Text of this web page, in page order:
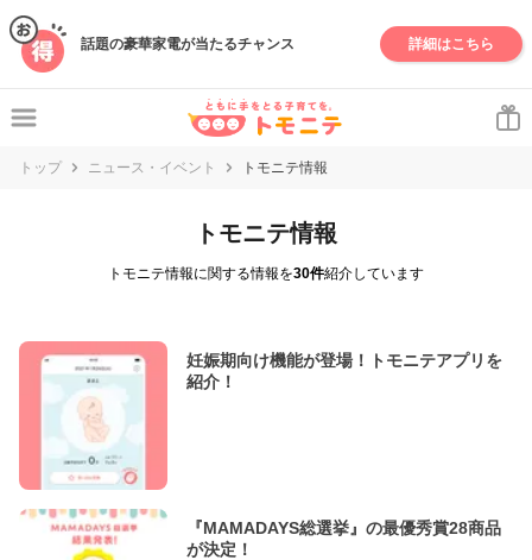
話題の豪華家電が当たるチャンス 詳細はこちら
トップ ニュース・イベント トモニテ情報
トモニテ情報
トモニテ情報に関する情報を30件紹介しています
妊娠期向け機能が登場！トモニテアプリを
紹介！
『MAMADAYS総選挙』の最優秀賞28商品
が決定！